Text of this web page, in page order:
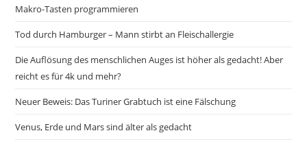
Makro-Tasten programmieren
Tod durch Hamburger – Mann stirbt an Fleischallergie
Die Auflösung des menschlichen Auges ist höher als gedacht! Aber
reicht es für 4k und mehr?
Neuer Beweis: Das Turiner Grabtuch ist eine Fälschung
Venus, Erde und Mars sind älter als gedacht